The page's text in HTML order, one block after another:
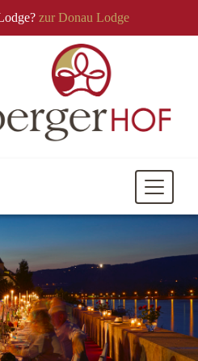
zur Donau Lodge
Mobile